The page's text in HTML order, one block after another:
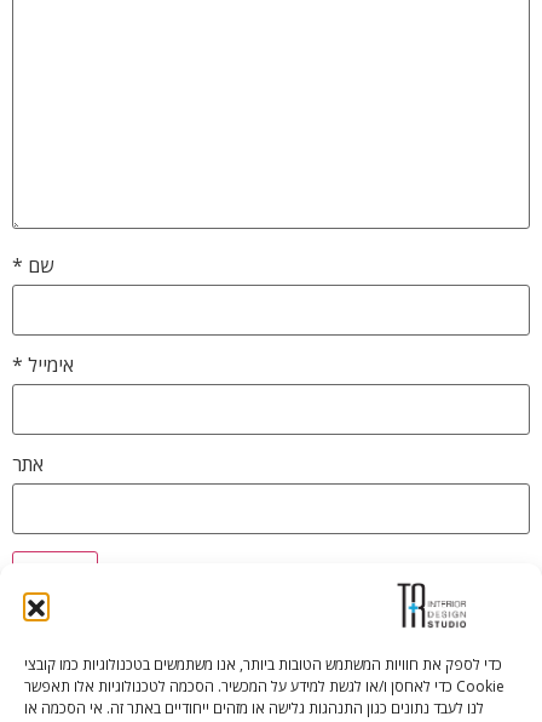
כדי לספק את חוויות המשתמש הטובות ביותר, אנו משתמשים בטכנולוגיות כמו קובצי
Cookie כדי לאחסן ו/או לגשת למידע על המכשיר. הסכמה לטכנולוגיות אלו תאפשר
לנו לעבד נתונים כגון התנהגות גלישה או מזהים ייחודיים באתר זה. אי הסכמה או
שם *
אימייל *
אתר
Tali Shenfeld:052.620.2446